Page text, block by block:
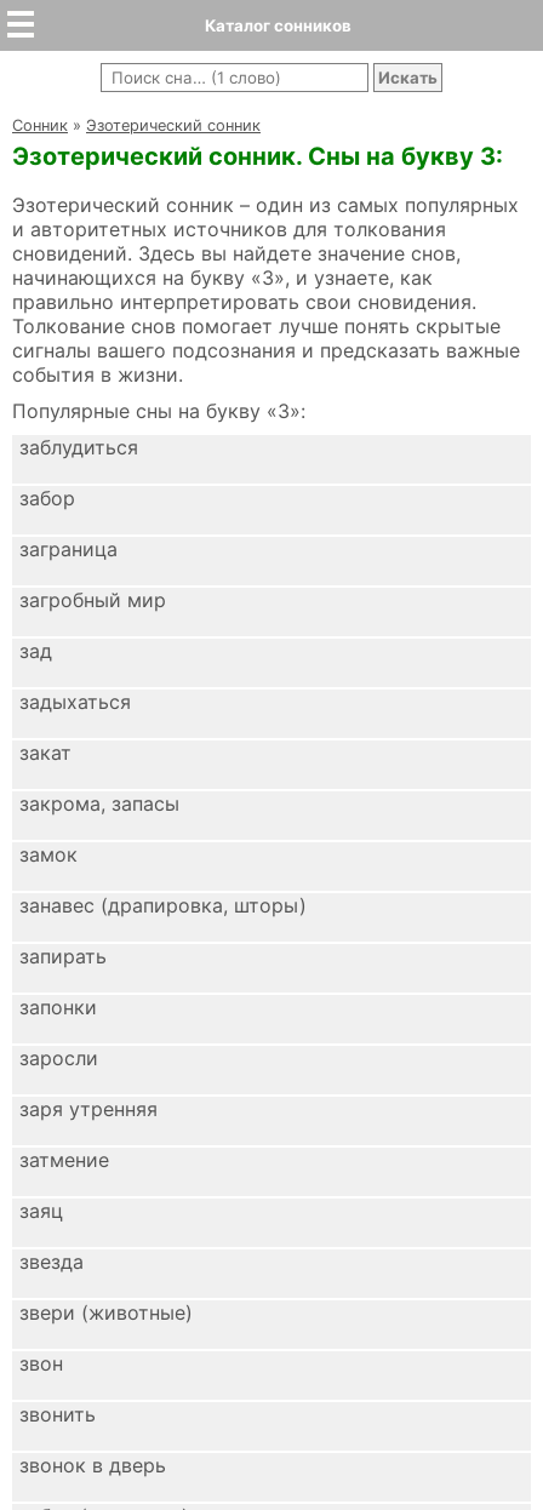
Каталог сонников
Cонник » Эзотерический сонник
Эзотерический сонник. Сны на букву З:
Эзотерический сонник – один из самых популярных
и авторитетных источников для толкования
сновидений. Здесь вы найдете значение снов,
начинающихся на букву «З», и узнаете, как
правильно интерпретировать свои сновидения.
Толкование снов помогает лучше понять скрытые
сигналы вашего подсознания и предсказать важные
события в жизни.
Популярные сны на букву «З»:
заблудиться
забор
заграница
загробный мир
зад
задыхаться
закат
закрома, запасы
замок
занавес (драпировка, шторы)
запирать
запонки
заросли
заря утренняя
затмение
заяц
звезда
звери (животные)
звон
звонить
звонок в дверь